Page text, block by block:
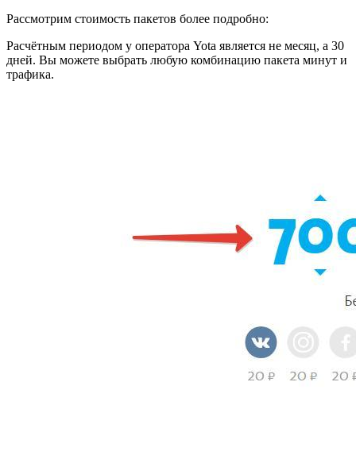
Рассмотрим стоимость пакетов более подробно:
Расчётным периодом у оператора Yota является не месяц, а 30
дней. Вы можете выбрать любую комбинацию пакета минут и
трафика.